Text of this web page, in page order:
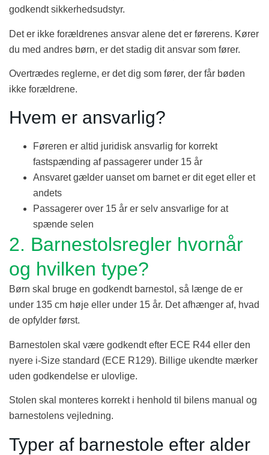
godkendt sikkerhedsudstyr.
Det er ikke forældrenes ansvar alene det er førerens. Kører
du med andres børn, er det stadig dit ansvar som fører.
Overtrædes reglerne, er det dig som fører, der får bøden
ikke forældrene.
Hvem er ansvarlig?
Føreren er altid juridisk ansvarlig for korrekt
fastspænding af passagerer under 15 år
Ansvaret gælder uanset om barnet er dit eget eller et
andets
Passagerer over 15 år er selv ansvarlige for at
spænde selen
2. Barnestolsregler hvornår
og hvilken type?
Børn skal bruge en godkendt barnestol, så længe de er
under 135 cm høje eller under 15 år. Det afhænger af, hvad
de opfylder først.
Barnestolen skal være godkendt efter ECE R44 eller den
nyere i-Size standard (ECE R129). Billige ukendte mærker
uden godkendelse er ulovlige.
Stolen skal monteres korrekt i henhold til bilens manual og
barnestolens vejledning.
Typer af barnestole efter alder